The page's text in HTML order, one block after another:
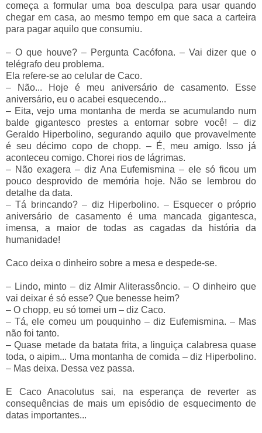
começa a formular uma boa desculpa para usar quando
chegar em casa, ao mesmo tempo em que saca a carteira
para pagar aquilo que consumiu.
– O que houve? – Pergunta Cacófona. – Vai dizer que o
telégrafo deu problema.
Ela refere-se ao celular de Caco.
– Não... Hoje é meu aniversário de casamento. Esse
aniversário, eu o acabei esquecendo...
– Eita, vejo uma montanha de merda se acumulando num
balde gigantesco prestes a entornar sobre você! –diz
Geraldo Hiperbolino, segurando aquilo que provavelmente
é seu décimo copo de chopp. –É, meu amigo. Isso já
aconteceu comigo. Chorei rios de lágrimas.
– Não exagera –diz Ana Eufemismina– ele só ficou um
pouco desprovido de memória hoje. Não se lembrou do
detalhe da data.
– Tá brincando?– diz Hiperbolino. –Esquecer o próprio
aniversário de casamento é uma mancada gigantesca,
imensa, a maior de todas as cagadas da história da
humanidade!
Caco deixa o dinheiro sobre a mesa e despede-se.
– Lindo, minto – diz Almir Aliterassôncio. – O dinheiro que
vai deixar é só esse? Que benesse heim?
– O chopp, eu só tomei um – diz Caco.
– Tá, ele comeu um pouquinho– diz Eufemismina. –Mas
não foi tanto.
– Quase metade da batata frita, a linguiça calabresa quase
toda, o aipim... Uma montanha de comida –diz Hiperbolino.
– Mas deixa. Dessa vez passa.
E Caco Anacolutus sai, na esperança de reverter as
consequências de mais um episódio de esquecimento de
datas importantes...